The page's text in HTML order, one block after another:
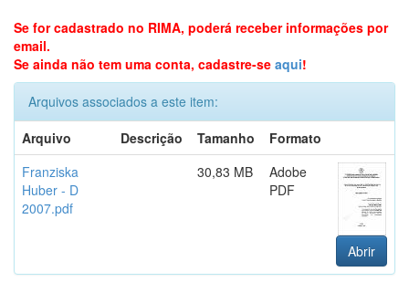
Se for cadastrado no RIMA, poderá receber informações por
email.
Se ainda não tem uma conta, cadastre-se aqui!
Arquivos associados a este item:
Arquivo
Descrição Tamanho
Formato
Franziska
Huber - D
2007.pdf
30,83 MB
Adobe
PDF
Abrir